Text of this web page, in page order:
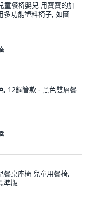
童餐椅嬰兒 用寶寶的加
多功能塑料椅子, 如圖
, 12鋼管款 - 黑色雙層餐
餐桌座椅 兒童用餐椅,
準版